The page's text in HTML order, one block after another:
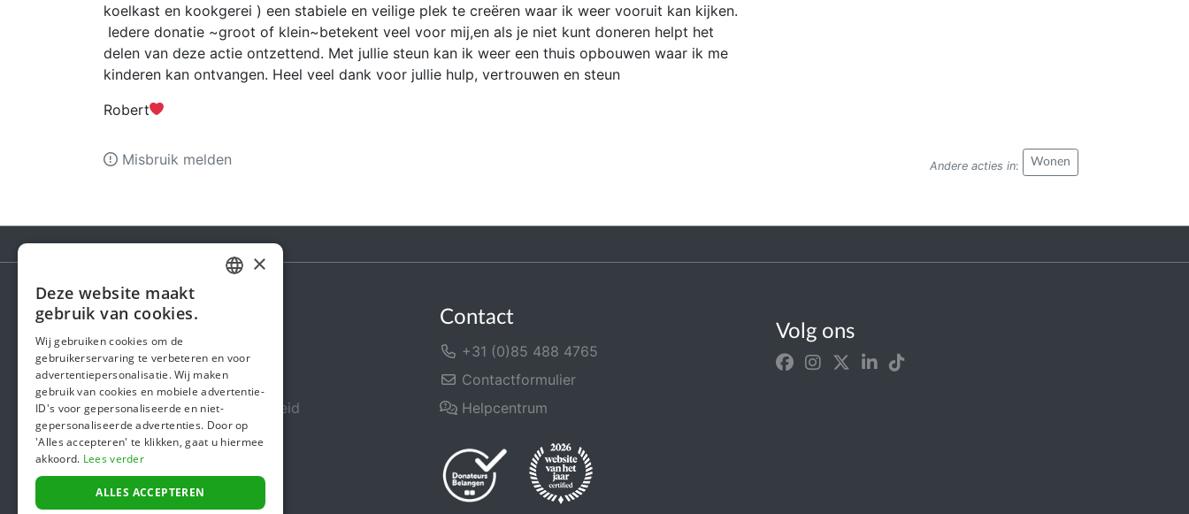
koelkast en kookgerei ) een stabiele en veilige plek te creëren waar ik weer vooruit kan kijken.
Iedere donatie ~groot of klein~betekent veel voor mij,en als je niet kunt doneren helpt het
delen van deze actie ontzettend. Met jullie steun kan ik weer een thuis opbouwen waar ik me
kinderen kan ontvangen. Heel veel dank voor jullie hulp, vertrouwen en steun
Robert
Andere acties in: Wonen
Misbruik melden
Steunactie
Over ons
In de media
Veiligheid & Betrouwbaarheid
Algemene voorwaarden
Privacybeleid
Cookiebeleid
Contact
+31 (0)85 488 4765
Contactformulier
Helpcentrum
Volg ons
ENGLISH
×
Deze website maakt
gebruik van cookies.
Wij gebruiken cookies om de
gebruikerservaring te verbeteren en voor
advertentiepersonalisatie. Wij maken
gebruik van cookies en mobiele advertentie-
ID's voor gepersonaliseerde en niet-
gepersonaliseerde advertenties. Door op
'Alles accepteren' te klikken, gaat u hiermee
akkoord. Lees verder
ALLES ACCEPTEREN